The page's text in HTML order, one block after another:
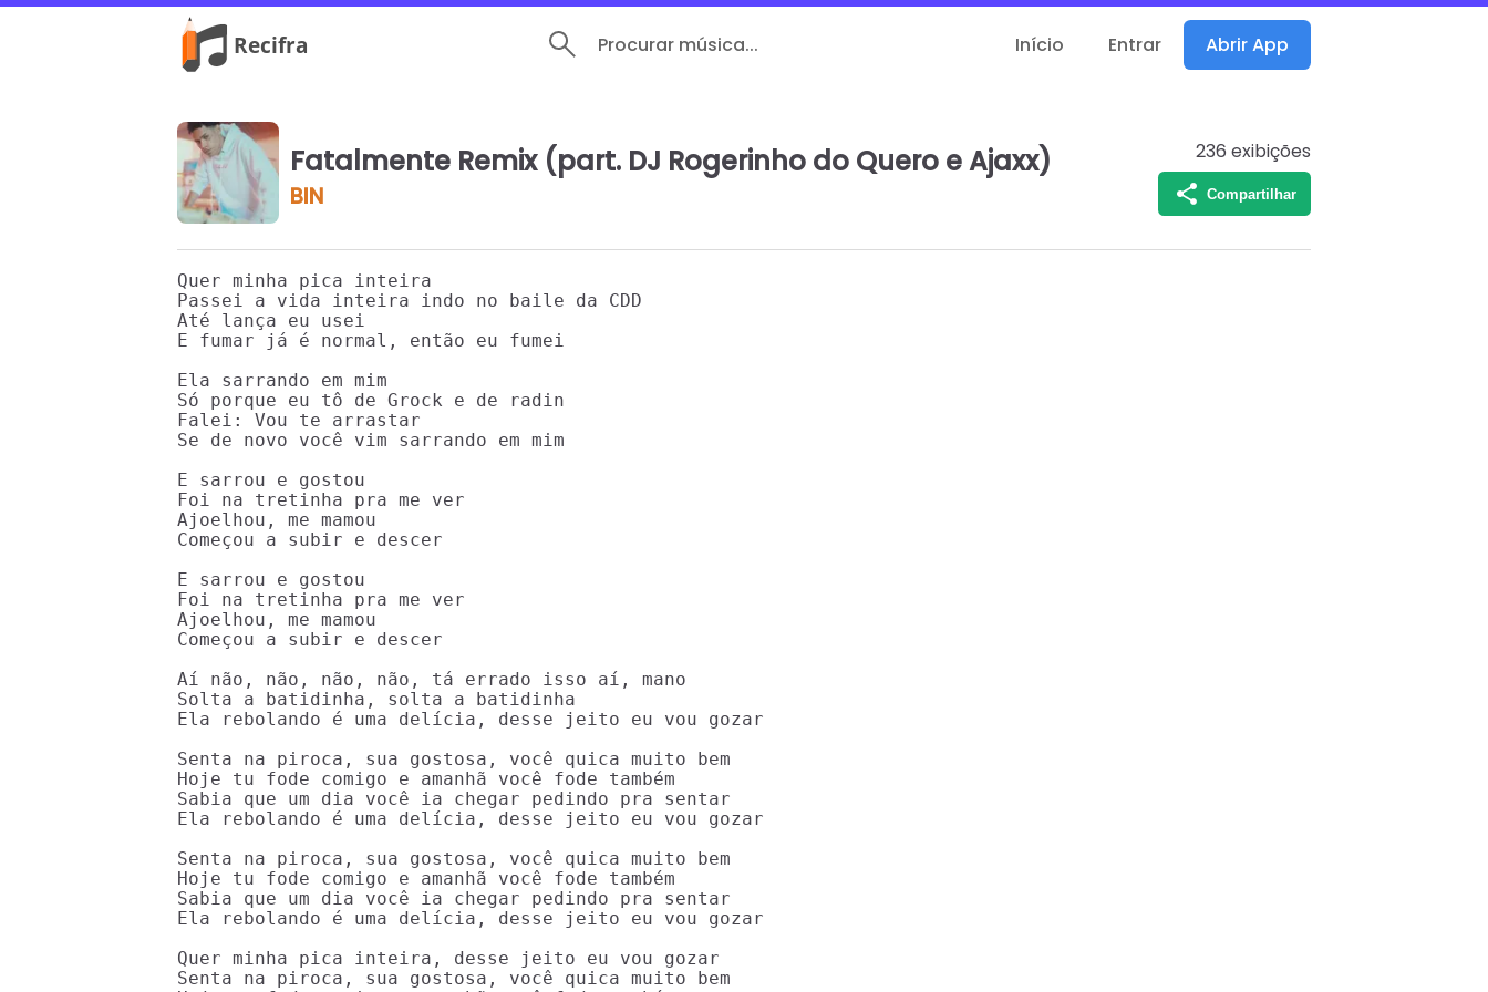
Procurar música... Início Entrar Abrir App
Fatalmente Remix (part. DJ Rogerinho do Quero e Ajaxx)
BIN
236 exibições
Compartilhar
Quer minha pica inteira
Passei a vida inteira indo no baile da CDD
Até lança eu usei
E fumar já é normal, então eu fumei
Ela sarrando em mim
Só porque eu tô de Grock e de radin
Falei: Vou te arrastar
Se de novo você vim sarrando em mim
E sarrou e gostou
Foi na tretinha pra me ver
Ajoelhou, me mamou
Começou a subir e descer
E sarrou e gostou
Foi na tretinha pra me ver
Ajoelhou, me mamou
Começou a subir e descer
Aí não, não, não, não, tá errado isso aí, mano
Solta a batidinha, solta a batidinha
Ela rebolando é uma delícia, desse jeito eu vou gozar
Senta na piroca, sua gostosa, você quica muito bem
Hoje tu fode comigo e amanhã você fode também
Sabia que um dia você ia chegar pedindo pra sentar
Ela rebolando é uma delícia, desse jeito eu vou gozar
Senta na piroca, sua gostosa, você quica muito bem
Hoje tu fode comigo e amanhã você fode também
Sabia que um dia você ia chegar pedindo pra sentar
Ela rebolando é uma delícia, desse jeito eu vou gozar
Quer minha pica inteira, desse jeito eu vou gozar
Senta na piroca, sua gostosa, você quica muito bem